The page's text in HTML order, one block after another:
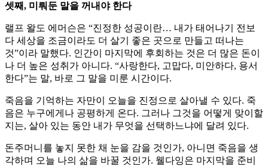
셋째, 미뤄둔 말을 꺼내야 한다
랠프 왈도 에머슨은 “진정한 성공이란… 내가 태어나기 전보
다 세상을 조금이라도 더 살기 좋은 곳으로 만들고 떠나는
것”이라 말했다. 인간이 마지막에 후회하는 것은 더 많은 돈이
나 더 높은 성취가 아니다. “사랑한다, 고맙다, 미안하다, 용서
한다”는 말, 바로 그 말을 미룬 시간이다.
죽음을 기억하는 자만이 오늘을 진정으로 살아낼 수 있다. 죽
음은 누구에게나 공평하게 온다. 그러나 그것을 어떻게 맞이할
지는, 살아 있는 동안 내가 무엇을 선택하느냐에 달려 있다.
돈주머니를 놓지 못한 채 눈을 감을 것인가, 아니면 죽음을 생
각하며 오늘 나의 삶을 바꿀 것인가. 웰다잉은 마지막을 준비